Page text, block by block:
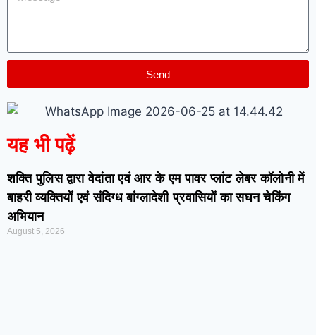
Send
यह भी पढ़ें
शक्ति पुलिस द्वारा वेदांता एवं आर के एम पावर प्लांट लेबर कॉलोनी में
बाहरी व्यक्तियों एवं संदिग्ध बांग्लादेशी प्रवासियों का सघन चेकिंग
अभियान
August 5, 2026